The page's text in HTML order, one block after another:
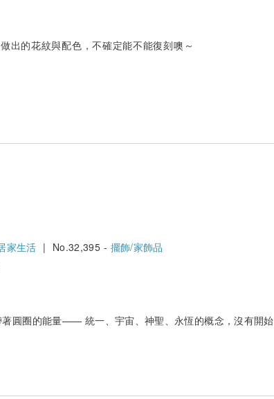
出的花紋與配色，不確定能不能復刻噢～
家生活 | No.32,395 - 擺飾/家飾品
著圓圈的能量—— 統一、宇宙、神聖、永恆的概念，沒有開始